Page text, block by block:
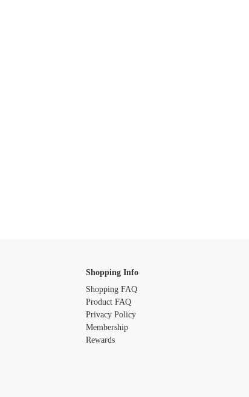
Shopping Info
Shopping FAQ
Product FAQ
Privacy Policy
Membership
Rewards